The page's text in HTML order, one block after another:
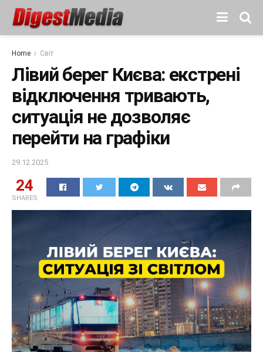
Home Світ
Лівий берег Києва: екстрені
відключення тривають,
ситуація не дозволяє
перейти на графіки
29.12.2025
24
SHARES